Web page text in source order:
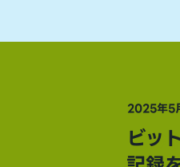
2025年5
ビッ